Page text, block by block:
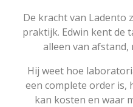
De kracht van Ladento
praktijk. Edwin kent de
alleen van
Hij weet hoe
een complete order is,
kan kosten en waar